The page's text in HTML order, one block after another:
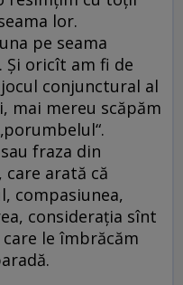
lor.
pe seama
Şi oricît am fi de
conjunctural al
mai mereu scăpăm
fraza din
care arată că
compasiunea,
consideraţia sînt
care le îmbrăcăm